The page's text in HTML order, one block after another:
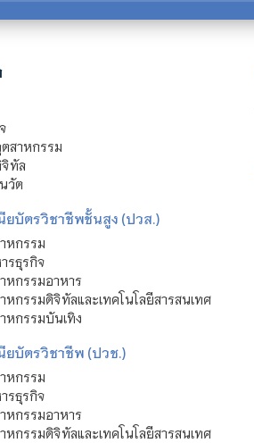
สาหกรรม
ทัล
วัต
บัตรวิชาชีพชั้นสูง (ปวส.)
หกรรม
รธุรกิจ
หกรรมอาหาร
หกรรมดิจิทัลและเทคโนโลยีสารสนเทศ
หกรรมบันเทิง
บัตรวิชาชีพ (ปวช.)
หกรรม
รธุรกิจ
หกรรมอาหาร
หกรรมดิจิทัลและเทคโนโลยีสารสนเทศ